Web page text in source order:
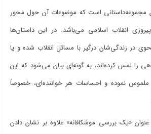
است که موضوعات آن حول محور
انقلاب اسلامی میباشد. در این داستانها
در زندگی‌شان درگیر با مسائل انقلاب شده و یا
را لمس کرده‌اند، به گونهای بیان میشود که این
ملموس نموده و احساسات هر خوانندهای، خصوصاً
عنوان «یک بررسی موشکافانه» علاوه بر نشان دادن